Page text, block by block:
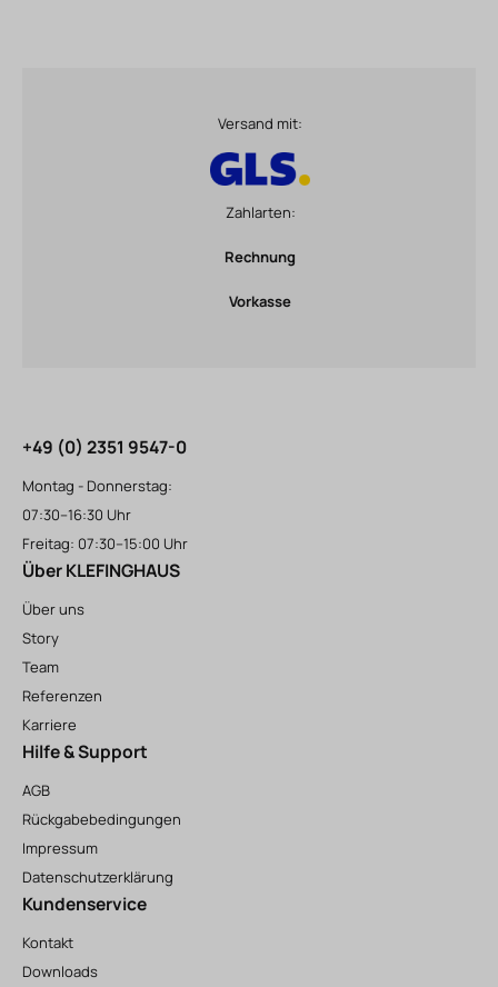
Versand mit:
Zahlarten:
Rechnung
Vorkasse
+49 (0) 2351 9547-0
Montag - Donnerstag:
07:30–16:30 Uhr
Freitag: 07:30–15:00 Uhr
Über KLEFINGHAUS
Über uns
Story
Team
Referenzen
Karriere
Hilfe & Support
AGB
Rückgabebedingungen
Impressum
Datenschutzerklärung
Kundenservice
Kontakt
Downloads